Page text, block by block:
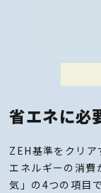
省エネに必
ZEH基準をクリア
エネルギーの消費
気」の4つの項目